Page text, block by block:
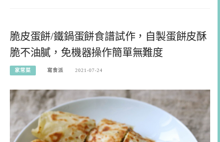
脆皮蛋餅/鐵鍋蛋餅食譜試作，自製蛋餅皮酥
脆不油膩，免機器操作簡單無難度
家常菜 寫食派 2021-07-24